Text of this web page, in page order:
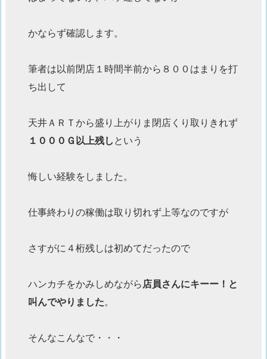
かならず確認します。
筆者は以前閉店１時間半前から８００はまりを打
ち出して
天井ＡＲＴから盛り上がりま閉店くり取りきれず
１０００Ｇ以上残し という
悔しい経験をしました。
仕事終わりの稼働は取り切れず上等なのですが
さすがに４桁残しは初めてだったので
ハンカチをかみしめながら 店員さんにキーー！と
叫んでやりました。
そんなこんなで・・・